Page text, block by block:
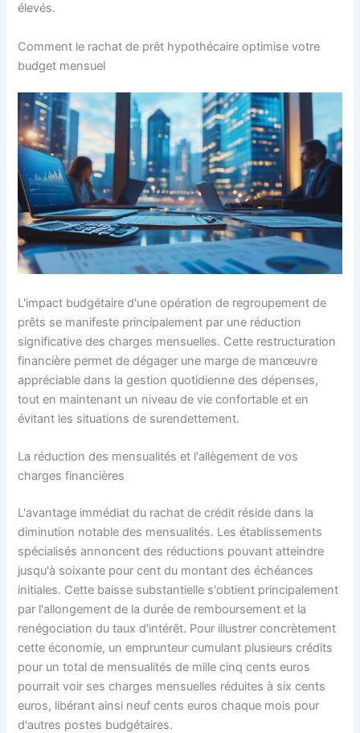
élevés.
Comment le rachat de prêt hypothécaire optimise votre
budget mensuel
L'impact budgétaire d'une opération de regroupement de
prêts se manifeste principalement par une réduction
significative des charges mensuelles. Cette restructuration
financière permet de dégager une marge de manœuvre
appréciable dans la gestion quotidienne des dépenses,
tout en maintenant un niveau de vie confortable et en
évitant les situations de surendettement.
La réduction des mensualités et l'allègement de vos
charges financières
L'avantage immédiat du rachat de crédit réside dans la
diminution notable des mensualités. Les établissements
spécialisés annoncent des réductions pouvant atteindre
jusqu'à soixante pour cent du montant des échéances
initiales. Cette baisse substantielle s'obtient principalement
par l'allongement de la durée de remboursement et la
renégociation du taux d'intérêt. Pour illustrer concrètement
cette économie, un emprunteur cumulant plusieurs crédits
pour un total de mensualités de mille cinq cents euros
pourrait voir ses charges mensuelles réduites à six cents
euros, libérant ainsi neuf cents euros chaque mois pour
d'autres postes budgétaires.